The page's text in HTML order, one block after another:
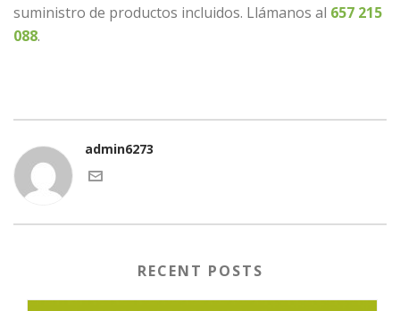
suministro de productos incluidos. Llámanos al 657 215
088.
admin6273
RECENT POSTS